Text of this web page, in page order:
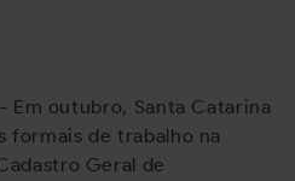
- Em outubro, Santa Catarina
formais de trabalho na
Geral de